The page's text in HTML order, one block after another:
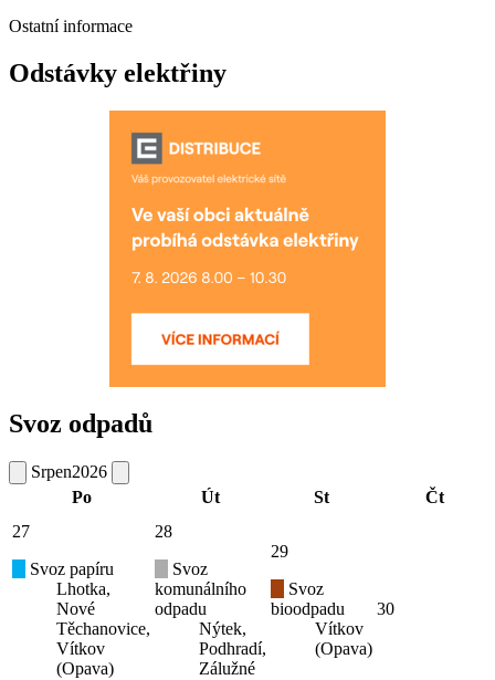
Ostatní informace
Odstávky elektřiny
Svoz odpadů
Srpen2026
Po
Út St
Čt
27
Svoz papíru
Lhotka,
Nové
Těchanovice,
Vítkov
(Opava)
28
Svoz
komunálního
odpadu
Nýtek,
Podhradí,
Zálužné
29
Svoz
bioodpadu
Vítkov
(Opava)
30